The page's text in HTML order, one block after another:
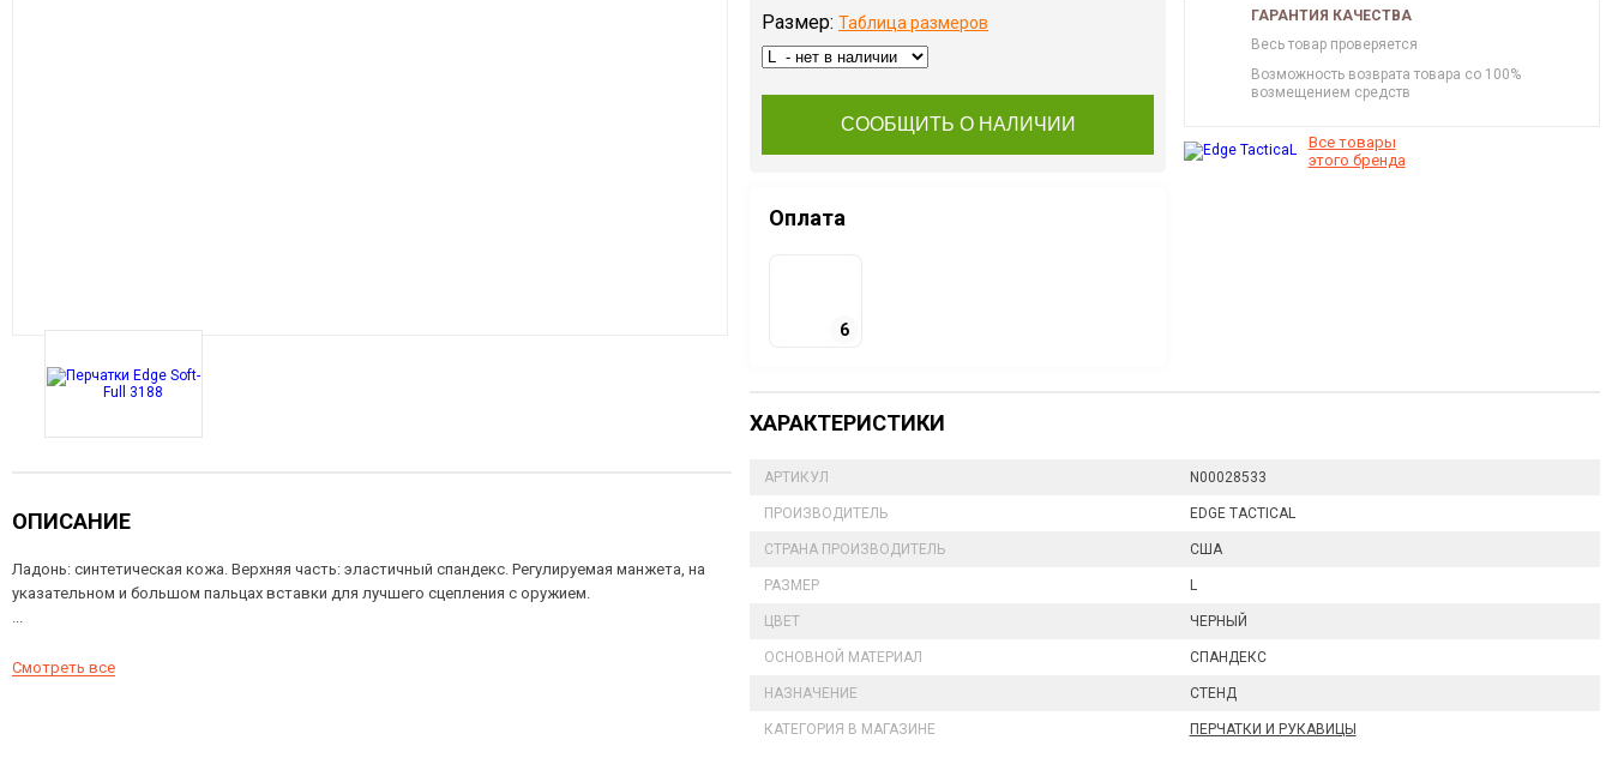
ОПИСАНИЕ
Ладонь: синтетическая кожа. Верхняя часть: эластичный спандекс. Регулируемая манжета, на
указательном и большом пальцах вставки для лучшего сцепления с оружием.
...
Смотреть все
Размер: Таблица размеров
СООБЩИТЬ О НАЛИЧИИ
Оплата
6
ГАРАНТИЯ КАЧЕСТВА
Весь товар проверяется
Возможность возврата товара со 100%
возмещением средств
Все товары
этого бренда
ХАРАКТЕРИСТИКИ
АРТИКУЛ N00028533
ПРОИЗВОДИТЕЛЬ EDGE TACTICAL
СТРАНА ПРОИЗВОДИТЕЛЬ США
РАЗМЕР L
ЦВЕТ ЧЕРНЫЙ
ОСНОВНОЙ МАТЕРИАЛ СПАНДЕКС
НАЗНАЧЕНИЕ СТЕНД
КАТЕГОРИЯ В МАГАЗИНЕ ПЕРЧАТКИ И РУКАВИЦЫ